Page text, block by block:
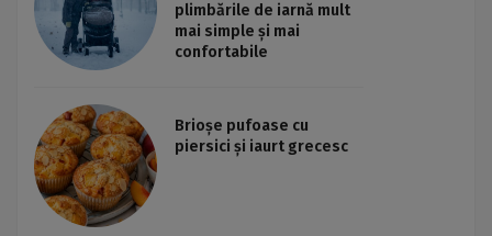
plimbările de iarnă mult
mai simple și mai
confortabile
Brioșe pufoase cu
piersici și iaurt grecesc